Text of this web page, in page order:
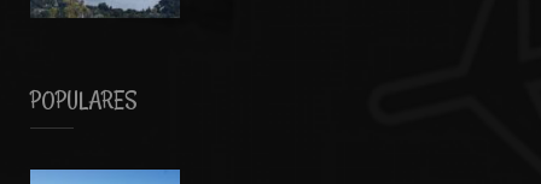
POPULARES